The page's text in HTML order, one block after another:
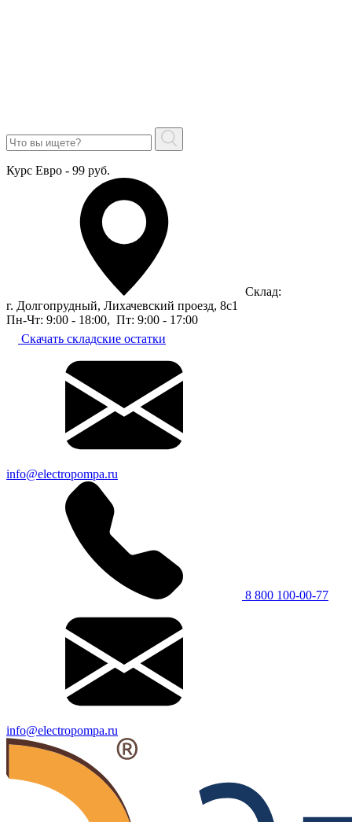
Курс Евро - 99 руб.
Склад:
г. Долгопрудный, Лихачевский проезд, 8c1
Пн-Чт: 9:00 - 18:00, Пт: 9:00 - 17:00
Скачать складские остатки
info@electropompa.ru
8 800 100-00-77
info@electropompa.ru